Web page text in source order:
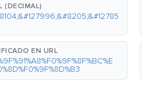
(DECIMAL)
EN URL